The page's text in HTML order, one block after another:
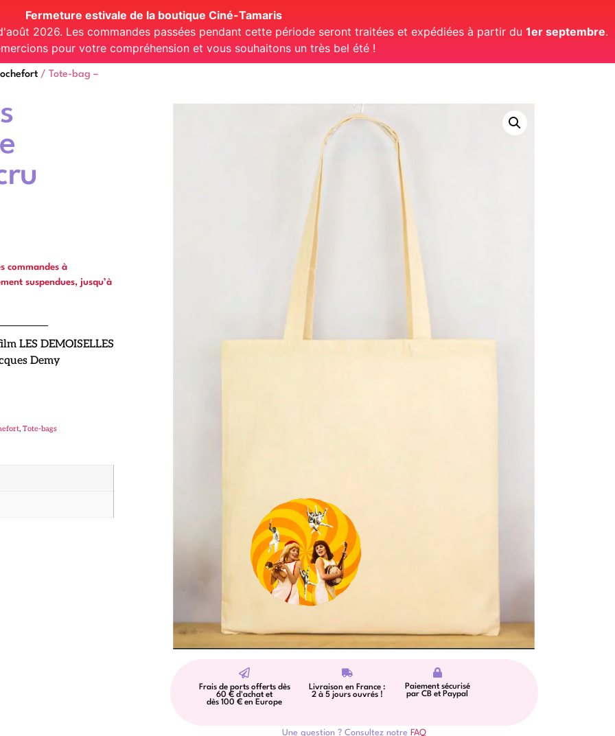
Fermeture estivale de la boutique Ciné-Tamaris
2026. Les commandes passées pendant cette période seront traitées et expédiées à partir du 1er septembre.
pour votre compréhension et vous souhaitons un très bel été !
/ Tote-bag –
commandes à
suspendues, jusqu’à
LES DEMOISELLES
Demy
, Tote-bags
Frais de ports offerts dès
60 € d'achat et
dès 100 € en Europe
Livraison en France :
2 à 5 jours ouvrés !
Paiement sécurisé
par CB et Paypal
Une question ? Consultez notre FAQ